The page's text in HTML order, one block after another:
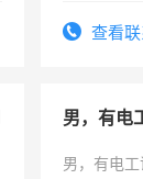
查看
男，有电
男，有电